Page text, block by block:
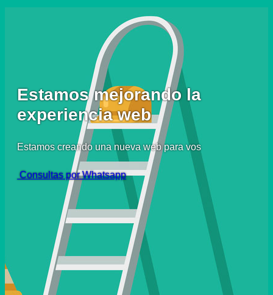
Estamos mejorando la
experiencia web
Estamos creando una nueva web para vos
Consultas por Whatsapp